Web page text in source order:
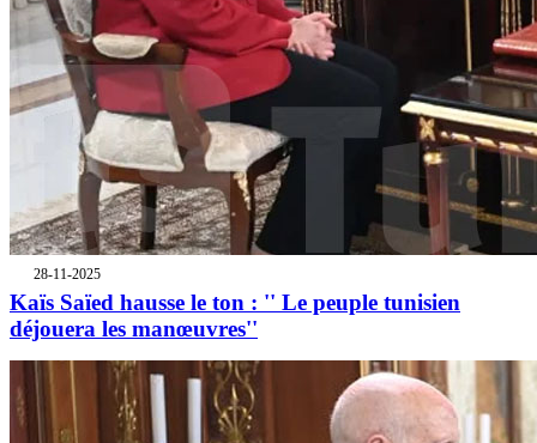
28-11-2025
Kaïs Saïed hausse le ton : '' Le peuple tunisien
déjouera les manœuvres''